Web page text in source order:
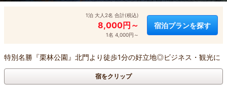
1泊 大人2名 合計(税込)
8,000円～
1名 4,000円～
宿泊プランを探す
特別名勝『栗林公園』北門より徒歩1分の好立地◎ビジネス・観光に
宿をクリップ